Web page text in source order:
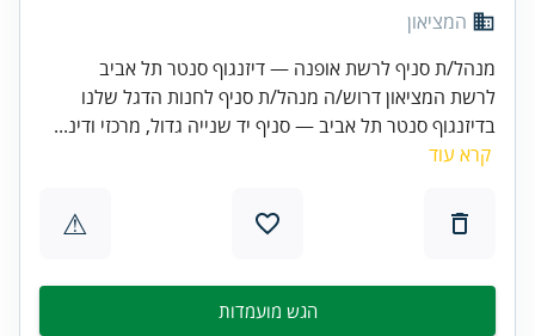
המציאון
מנהל/ת סניף לרשת אופנה — דיזנגוף סנטר תל אביב
לרשת המציאון דרוש/ה מנהל/ת סניף לחנות הדגל שלנו
בדיזנגוף סנטר תל אביב — סניף יד שנייה גדול, מרכזי ודינ...
קרא עוד
⚠
הגש מועמדות